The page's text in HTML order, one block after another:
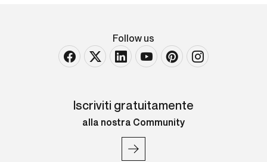
Follow us
Iscriviti gratuitamente
alla nostra Community